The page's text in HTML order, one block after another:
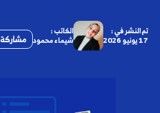
اتصل بنا
تم النشر في :
17 يونيو 2026
الكاتب :
شيماء محمود مشاركة